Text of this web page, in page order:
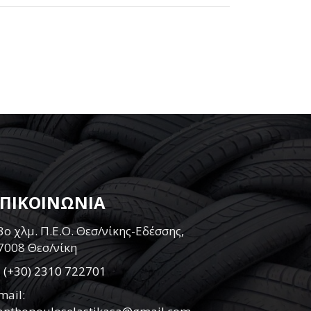
χλμ. Π.Ε.Ο. Θεσ/νίκης-Εδέσσης,
Θεσ/νίκη
(+30) 2310 722701